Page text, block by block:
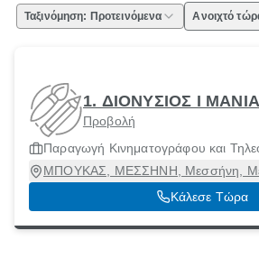
Ταξινόμηση: Προτεινόμενα Ανοιχτό
1. ΔΙΟΝΥΣΙΟΣ Ι
Προβολή
Παραγωγή Κινηματογράφου και
ΜΠΟΥΚΑΣ, ΜΕΣΣΗΝΗ, Μεσσήνη,
Κάλεσε Τώρα